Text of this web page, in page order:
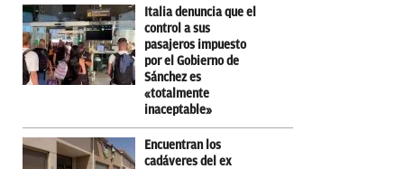
Italia denuncia que el
control a sus
pasajeros impuesto
por el Gobierno de
Sánchez es
«totalmente
inaceptable»
Encuentran los
cadáveres del ex